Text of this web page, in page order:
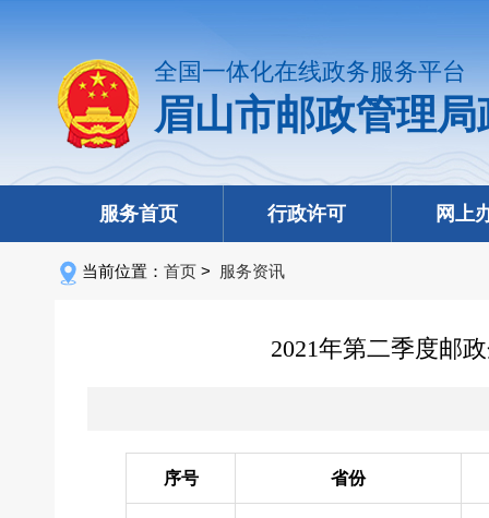
全国一体化在线政务服务平台
眉山市邮政管理
服务首页 行政许可 网上
当前位置： 首页 > 服务资讯
2021年第二季度邮
序号 省份